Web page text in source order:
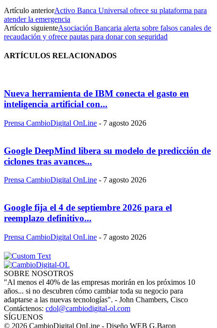
Artículo anteriorActivo Banca Universal ofrece su plataforma para
atender la emergencia
Artículo siguienteAsociación Bancaria alerta sobre falsos canales de
recaudación y ofrece pautas para donar con seguridad
ARTÍCULOS RELACIONADOS
Nueva herramienta de IBM conecta el gasto en
inteligencia artificial con...
Prensa CambioDigital OnLine - 7 agosto 2026
Google DeepMind libera su modelo de predicción de
ciclones tras avances...
Prensa CambioDigital OnLine - 7 agosto 2026
Google fija el 4 de septiembre 2026 para el
reemplazo definitivo...
Prensa CambioDigital OnLine - 7 agosto 2026
SOBRE NOSOTROS
"Al menos el 40% de las empresas morirán en los próximos 10
años... si no descubren cómo cambiar toda su negocio para
adaptarse a las nuevas tecnologías". - John Chambers, Cisco
Contáctenos: cdol@cambiodigital-ol.com
SÍGUENOS
© 2026 CambioDigital OnLine - Diseño WEB G.Baron